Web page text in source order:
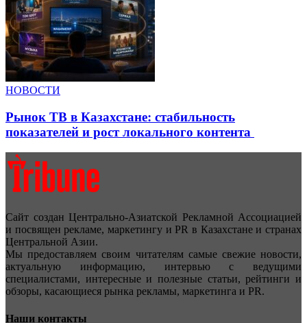
НОВОСТИ
Рынок ТВ в Казахстане: стабильность
показателей и рост локального контента
Сайт создан Центрально-Азиатской Рекламной Ассоциацией
и посвящен рекламе, маркетингу и PR в Казахстане и странах
Центральной Азии.
Мы предоставляем своим читателям самые свежие новости,
актуальную информацию, интервью с ведущими
специалистами, интересные и полезные статьи, рейтинги и
обзоры, касающиеся рынка рекламы, маркетинга и PR.
Наши контакты